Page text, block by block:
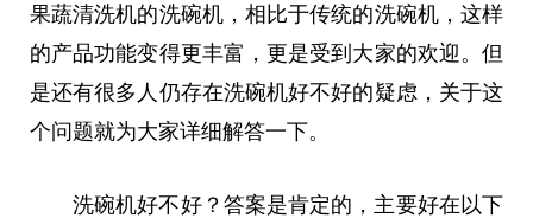
果蔬清洗机的洗碗机，相比于传统的洗碗机，这样
的产品功能变得更丰富，更是受到大家的欢迎。但
是还有很多人仍存在洗碗机好不好的疑虑，关于这
个问题就为大家详细解答一下。
洗碗机好不好？答案是肯定的，主要好在以下